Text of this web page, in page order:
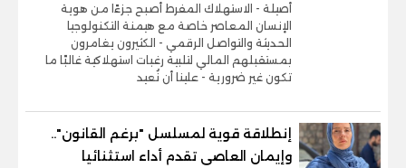
أصيلة - الاستهلاك المفرط أصبح جزءًا من هوية
الإنسان المعاصر خاصة مع هيمنة التكنولوجيا
الحديثة والتواصل الرقمي - الكثيرون يغامرون
بمستقبلهم المالي لتلبية رغبات استهلاكية غالبًا ما
تكون غير ضرورية - علينا أن نُعيد
إنطلاقة قوية لمسلسل "برغم القانون"..
وإيمان العاصى تقدم أداء استثنائيا